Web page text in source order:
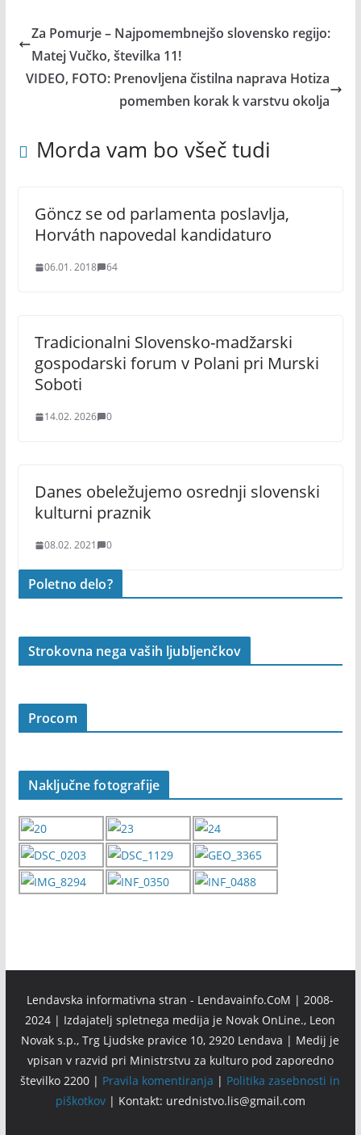
Za Pomurje – Najpomembnejšo slovensko regijo:
Matej Vučko, številka 11!
VIDEO, FOTO: Prenovljena čistilna naprava Hotiza
pomemben korak k varstvu okolja
Morda vam bo všeč tudi
Göncz se od parlamenta poslavlja,
Horváth napovedal kandidaturo
06.01. 2018 64
Tradicionalni Slovensko-madžarski
gospodarski forum v Polani pri Murski
Soboti
14.02. 2026 0
Danes obeležujemo osrednji slovenski
kulturni praznik
08.02. 2021 0
Poletno delo?
Strokovna nega vaših ljubljenčkov
Procom
Naključne fotografije
Lendavska informativna stran - Lendavainfo.CoM | 2008-
2024 | Izdajatelj spletnega medija je Novak OnLine., Leon
Novak s.p., Trg Ljudske pravice 10, 2920 Lendava | Medij je
vpisan v razvid pri Ministrstvu za kulturo pod zaporedno
številko 2200 | Pravila komentiranja | Politika zasebnosti in
piškotkov| Kontakt: urednistvo.lis@gmail.com